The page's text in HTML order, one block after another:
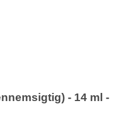
- 14 ml -